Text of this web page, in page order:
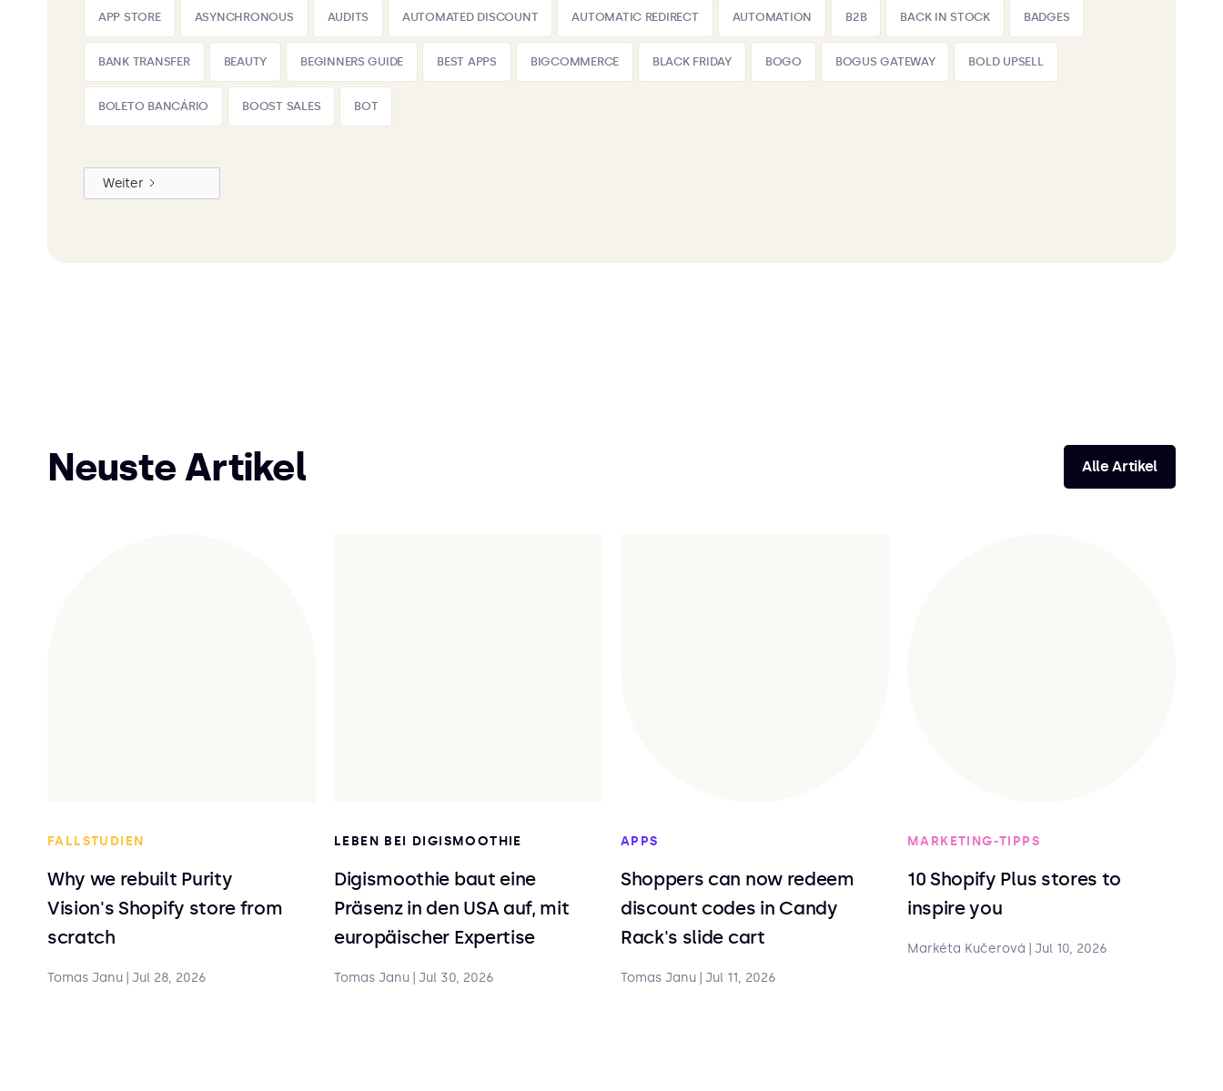
APP STORE ASYNCHRONOUS AUDITS AUTOMATED DISCOUNT AUTOMATIC REDIRECT AUTOMATION B2B BACK IN STOCK BADGES
BANK TRANSFER BEAUTY BEGINNERS GUIDE BEST APPS BIGCOMMERCE BLACK FRIDAY BOGO BOGUS GATEWAY BOLD UPSELL
BOLETO BANCÁRIO BOOST SALES BOT
Weiter
Neuste Artikel Alle Artikel
FALLSTUDIEN
Why we rebuilt Purity
Vision's Shopify store from
scratch
Tomas Janu Jul 28, 2026
LEBEN BEI DIGISMOOTHIE
Digismoothie baut eine
Präsenz in den USA auf, mit
europäischer Expertise
Tomas Janu Jul 30, 2026
APPS
Shoppers can now redeem
discount codes in Candy
Rack's slide cart
Tomas Janu Jul 11, 2026
MARKETING-TIPPS
10 Shopify Plus stores to
inspire you
Markéta Kučerová Jul 10, 2026